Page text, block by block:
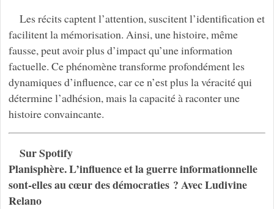
Les récits captent l’attention, suscitent l’identification et
facilitent la mémorisation. Ainsi, une histoire, même
fausse, peut avoir plus d’impact qu’une information
factuelle. Ce phénomène transforme profondément les
dynamiques d’influence, car ce n’est plus la véracité qui
détermine l’adhésion, mais la capacité à raconter une
histoire convaincante.
Sur Spotify
Planisphère. L’influence et la guerre informationnelle
sont-elles au cœur des démocraties ? Avec Ludivine
Relano